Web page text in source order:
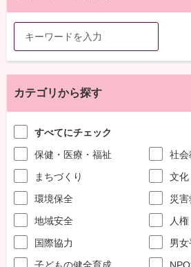
カテゴリから探す
すべてにチェック
保健・医療・福祉
社会
まちづくり
文化
環境保全
災害
地域安全
人
国際協力
男
子どもの健全育成